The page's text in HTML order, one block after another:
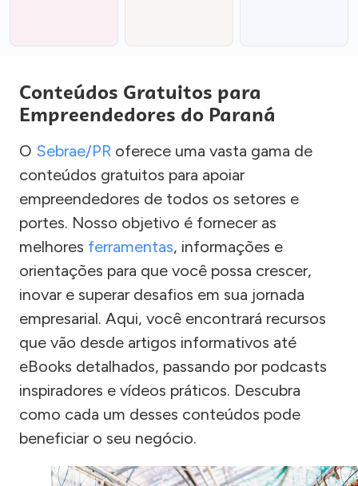
Conteúdos Gratuitos para
Empreendedores do Paraná
O Sebrae/PR oferece uma vasta gama de
conteúdos gratuitos para apoiar
empreendedores de todos os setores e
portes. Nosso objetivo é fornecer as
melhores ferramentas, informações e
orientações para que você possa crescer,
inovar e superar desafios em sua jornada
empresarial. Aqui, você encontrará recursos
que vão desde artigos informativos até
eBooks detalhados, passando por podcasts
inspiradores e vídeos práticos. Descubra
como cada um desses conteúdos pode
beneficiar o seu negócio.